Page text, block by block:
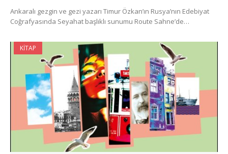
Ankaralı gezgin ve gezi yazarı Timur Özkan’ın Rusya’nın Edebiyat
Coğrafyasında Seyahat başlıklı sunumu Route Sahne’de…
KITAP